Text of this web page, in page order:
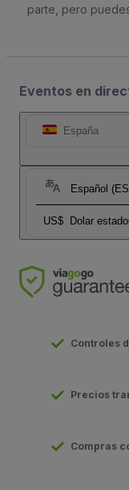
parte, pero
Eventos en
España
Español
US$ Dolar
Controles
Precios
Compras